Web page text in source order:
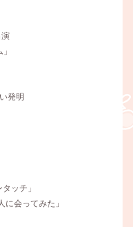
演
発明
ッチ」
に会ってみた」